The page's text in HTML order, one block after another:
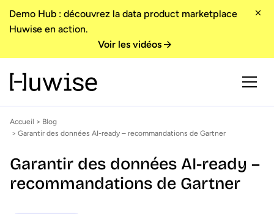
Demo Hub : découvrez la data product marketplace
Huwise en action.
Voir les vidéos
Accueil > Blog
> Garantir des données AI-ready – recommandations de Gartner
Garantir des données AI-ready –
recommandations de Gartner